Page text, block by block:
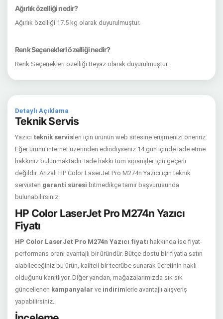
Ağırlık özelliği nedir?
Ağırlık özelliği 17.5 kg olarak duyurulmuştur.
Renk Seçenekleri özelliği nedir?
Renk Seçenekleri özelliği Beyaz olarak duyurulmuştur.
Detaylı Açıklama
Teknik Servis
Yazıcı teknik servis leri için ürünün web sitesine erişmenizi öneririz.
Eğer ürünü internet üzerinden edindiyseniz 14 gün içinde iade etme
hakkınız bulunmaktadır. İade hakkı tüm siparişler için geçerli
değildir. Arızalı HP Color LaserJet Pro M274n Yazıcı için teknik
servisten garanti süresi bitmedikçe tamir başvurusunda
bulunabilirsiniz.
HP Color LaserJet Pro M274n Yazıcı
Fiyatı
HP Color LaserJet Pro M274n Yazıcı fiyatı hakkında ise fiyat-
performans oranı avantajlı bir üründür. Bütçe dostu bir fiyatla satın
alabileceğiniz bu ürün, kaliteli bir tecrübe sunarak ücretinin haklı
olduğunu kanıtlıyor. Diğer yandan, mağazalarımızda sık sık
güncellenen kampanyalar ve indirim lerle avantajlı alışveriş
yapabilirsiniz.